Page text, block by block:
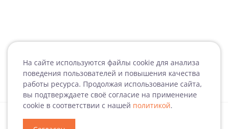
На сайте используются файлы cookie для анализа
поведения пользователей и повышения качества
работы ресурса. Продолжая использование сайта,
вы подтверждаете своё согласие на применение
cookie в соответствии с нашей политикой.